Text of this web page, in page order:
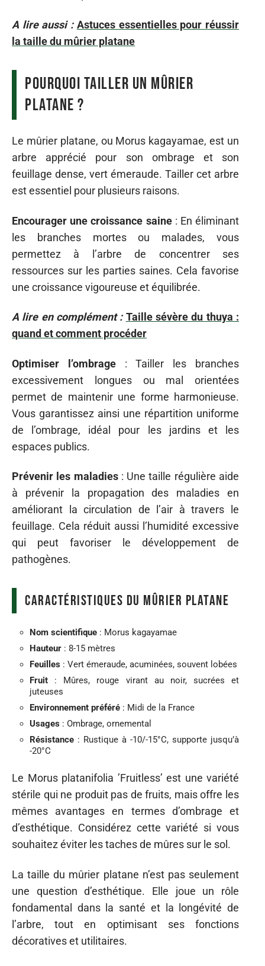
A lire aussi : Astuces essentielles pour réussir
la taille du mûrier platane
Pourquoi tailler un mûrier
platane ?
Le mûrier platane, ou Morus kagayamae, est un
arbre apprécié pour son ombrage et son
feuillage dense, vert émeraude. Tailler cet arbre
est essentiel pour plusieurs raisons.
Encourager une croissance saine: En éliminant
les branches mortes ou malades, vous
permettez à l’arbre de concentrer ses
ressources sur les parties saines. Cela favorise
une croissance vigoureuse et équilibrée.
A lire en complément : Taille sévère du thuya :
quand et comment procéder
Optimiser l’ombrage: Tailler les branches
excessivement longues ou mal orientées
permet de maintenir une forme harmonieuse.
Vous garantissez ainsi une répartition uniforme
de l’ombrage, idéal pour les jardins et les
espaces publics.
Prévenir les maladies: Une taille régulière aide
à prévenir la propagation des maladies en
améliorant la circulation de l’air à travers le
feuillage. Cela réduit aussi l’humidité excessive
qui peut favoriser le développement de
pathogènes.
Caractéristiques du mûrier platane
Nom scientifique : Morus kagayamae
Hauteur : 8-15 mètres
Feuilles : Vert émeraude, acuminées, souvent lobées
Fruit : Mûres, rouge virant au noir, sucrées et
juteuses
Environnement préféré : Midi de la France
Usages : Ombrage, ornemental
Résistance : Rustique à -10/-15°C, supporte jusqu’à
-20°C
Le Morus platanifolia ’Fruitless’ est une variété
stérile qui ne produit pas de fruits, mais offre les
mêmes avantages en termes d’ombrage et
d’esthétique. Considérez cette variété si vous
souhaitez éviter les taches de mûres sur le sol.
La taille du mûrier platane n’est pas seulement
une question d’esthétique. Elle joue un rôle
fondamental dans la santé et la longévité de
l’arbre, tout en optimisant ses fonctions
décoratives et utilitaires.